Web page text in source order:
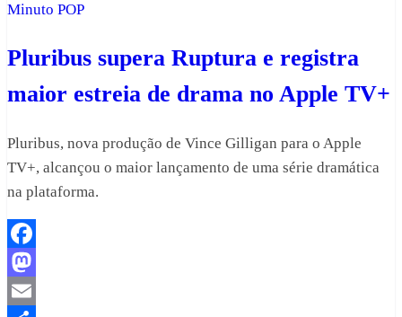
Minuto POP
Pluribus supera Ruptura e registra
maior estreia de drama no Apple TV+
Pluribus, nova produção de Vince Gilligan para o Apple
TV+, alcançou o maior lançamento de uma série dramática
na plataforma.
Facebook
Mastodon